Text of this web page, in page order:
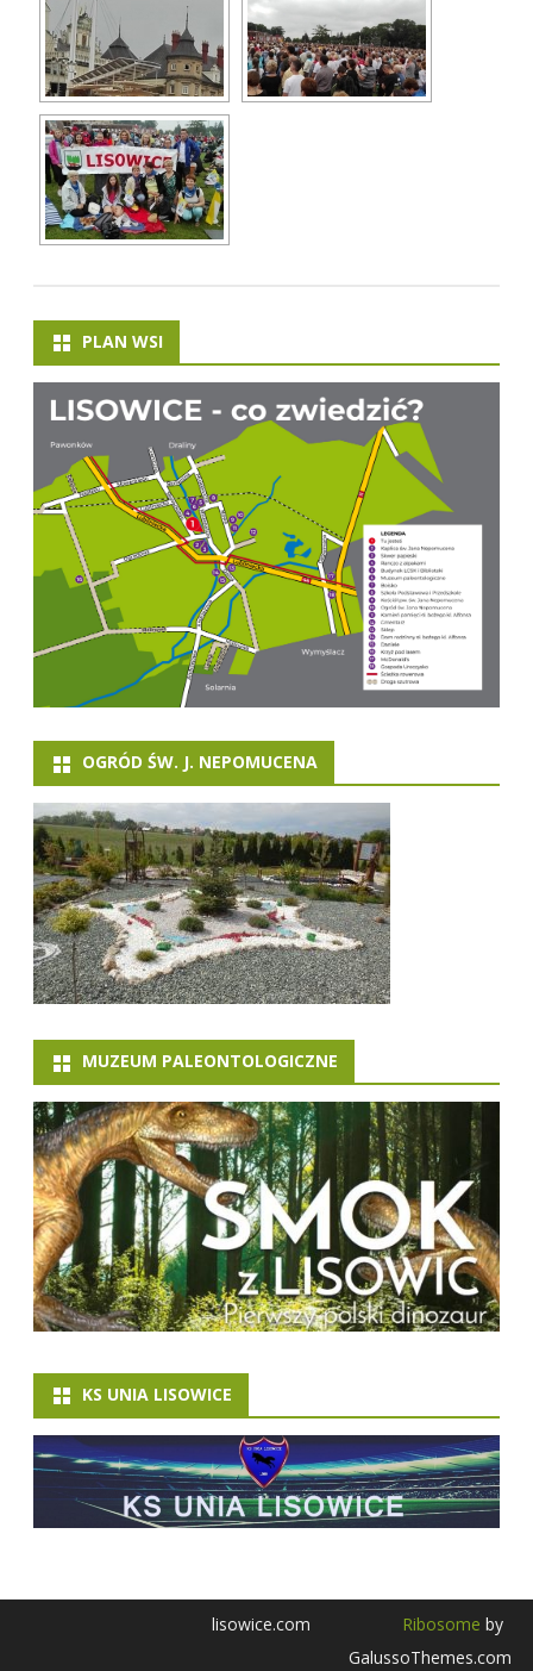
PLAN WSI
OGRÓD ŚW. J. NEPOMUCENA
MUZEUM PALEONTOLOGICZNE
KS UNIA LISOWICE
lisowice.com Ribosome by
GalussoThemes.com